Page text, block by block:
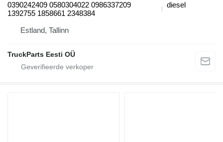
0390242409 0580304022 0986337209
1392755 1858661 2348384
diesel
Estland, Tallinn
TruckParts Eesti OÜ